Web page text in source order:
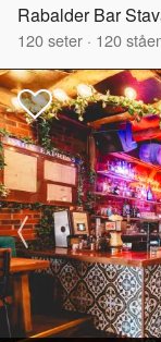
Rabalder Bar
120seter · 120